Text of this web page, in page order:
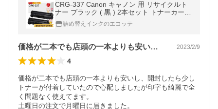
CRG-337 Canon キャノン 用 リサイクルト
ナー ブラック ( 黒 ) 2本セット トナーカート
リッジ337VP (CRG-337の2本パック) 9435B
005 Satera サテラ MF244dw MF216
詰め替えインクのエコッテ
価格が二本でも店頭の一本よりも安いし、… 2023/2/9
4
価格が二本でも店頭の一本よりも安いし、開封したら少し
トナーが付着していたので心配しましたが印字も綺麗で全
く問題なく使えてます。
土曜日の注文で月曜日に届きました。